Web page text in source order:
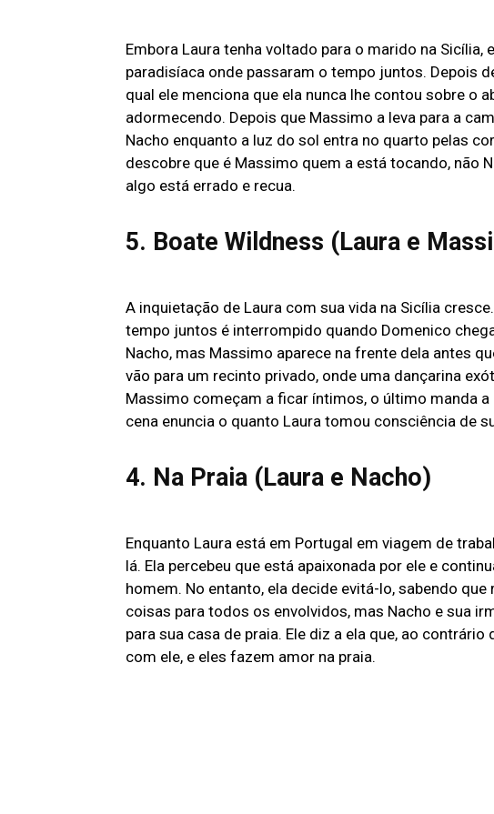
Embora Laura tenha voltado para o marido na Sicília,
paradisíaca onde passaram o tempo juntos. Depois
qual ele menciona que ela nunca lhe contou sobre o
adormecendo. Depois que Massimo a leva para a
Nacho enquanto a luz do sol entra no quarto pelas
descobre que é Massimo quem a está tocando, não
algo está errado e recua.
5. Boate Wildness (Laura e
A inquietação de Laura com sua vida na Sicília
tempo juntos é interrompido quando Domenico
Nacho, mas Massimo aparece na frente dela antes
vão para um recinto privado, onde uma dançarina
Massimo começam a ficar íntimos, o último manda a
cena enuncia o quanto Laura tomou consciência de
4. Na Praia (Laura e Nacho)
Enquanto Laura está em Portugal em viagem de
lá. Ela percebeu que está apaixonada por ele e
homem. No entanto, ela decide evitá-lo, sabendo
coisas para todos os envolvidos, mas Nacho e sua
para sua casa de praia. Ele diz a ela que, ao
com ele, e eles fazem amor na praia.